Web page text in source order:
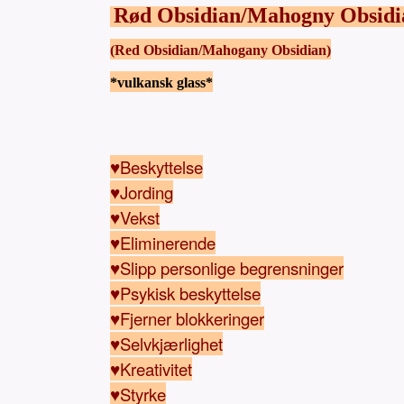
Rød Obsidian/Mahogny
(Red Obsidian/Mahogany Obsidian)
*vulkansk glass*
♥Beskyttelse
♥Jording
♥Vekst
♥Eliminerende
♥Slipp personlige begrensninger
♥Psykisk beskyttelse
♥Fjerner blokkeringer
♥Selvkjærlighet
♥Kreativitet
♥Styrke